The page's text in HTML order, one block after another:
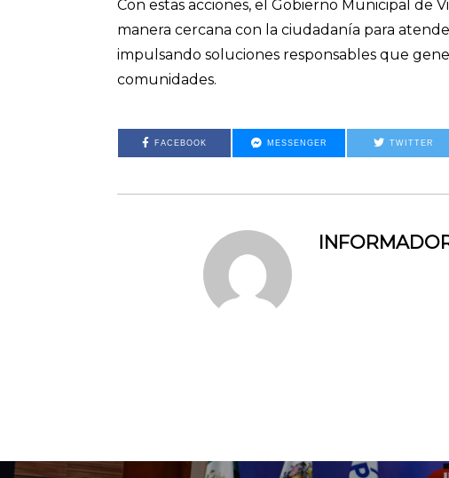
Con estas acciones, el Gobierno Municipal de
manera cercana con la ciudadanía para
impulsando soluciones responsables que
comunidades.
FACEBOOK MESSENGER TWITTER